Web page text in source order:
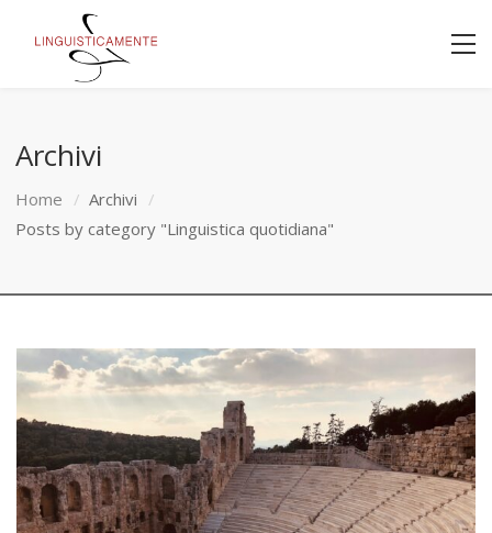
Archivi
Home
Archivi
Posts by category "Linguistica quotidiana"